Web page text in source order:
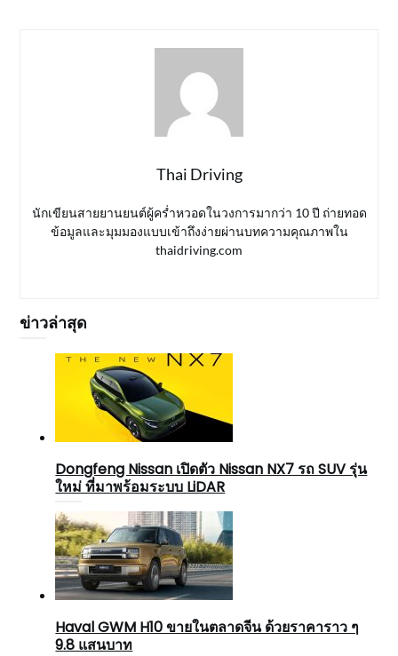
Thai Driving
นักเขียนสายยานยนต์ผู้คร่ำหวอดในวงการมากว่า 10 ปี ถ่ายทอด
ข้อมูลและมุมมองแบบเข้าถึงง่ายผ่านบทความคุณภาพใน
thaidriving.com
ข่าวล่าสุด
Dongfeng Nissan เปิดตัว Nissan NX7 รถ SUV รุ่น
ใหม่ ที่มาพร้อมระบบ LiDAR
Haval GWM H10 ขายในตลาดจีน ด้วยราคาราว ๆ
9.8 แสนบาท